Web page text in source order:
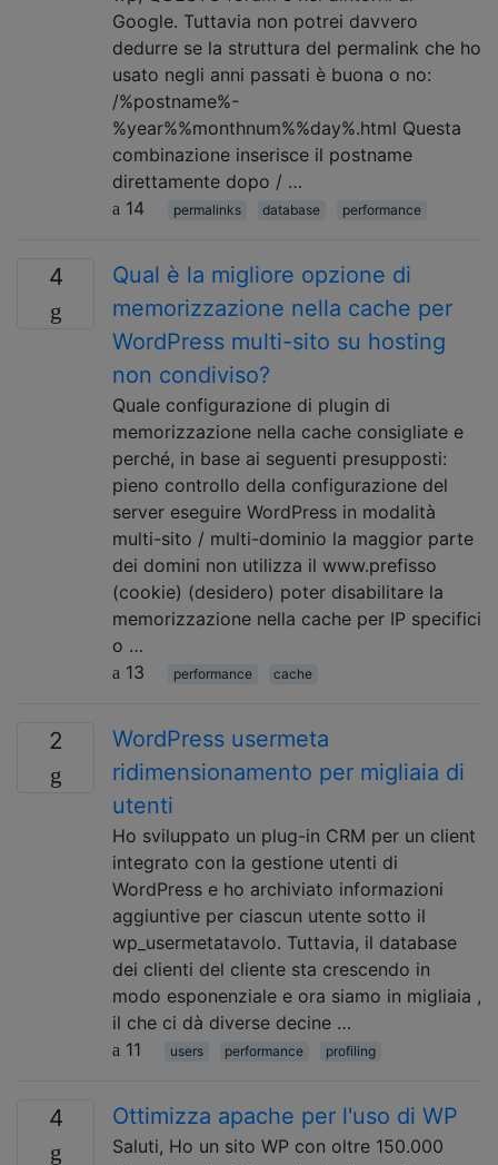
Google. Tuttavia non potrei davvero
dedurre se la struttura del permalink che ho
usato negli anni passati è buona o no:
/%postname%-
%year%%monthnum%%day%.html Questa
combinazione inserisce il postname
direttamente dopo / …
14
permalinks database performance
4
Qual è la migliore opzione di
memorizzazione nella cache per
WordPress multi-sito su hosting
non condiviso?
Quale configurazione di plugin di
memorizzazione nella cache consigliate e
perché, in base ai seguenti presupposti:
pieno controllo della configurazione del
server eseguire WordPress in modalità
multi-sito / multi-dominio la maggior parte
dei domini non utilizza il www.prefisso
(cookie) (desidero) poter disabilitare la
memorizzazione nella cache per IP specifici
o …
13
performance cache
2
WordPress usermeta
ridimensionamento per migliaia di
utenti
Ho sviluppato un plug-in CRM per un client
integrato con la gestione utenti di
WordPress e ho archiviato informazioni
aggiuntive per ciascun utente sotto il
wp_usermetatavolo. Tuttavia, il database
dei clienti del cliente sta crescendo in
modo esponenziale e ora siamo in migliaia ,
il che ci dà diverse decine …
11
users performance profiling
4 Ottimizza apache per l'uso di WP
Saluti, Ho un sito WP con oltre 150.000